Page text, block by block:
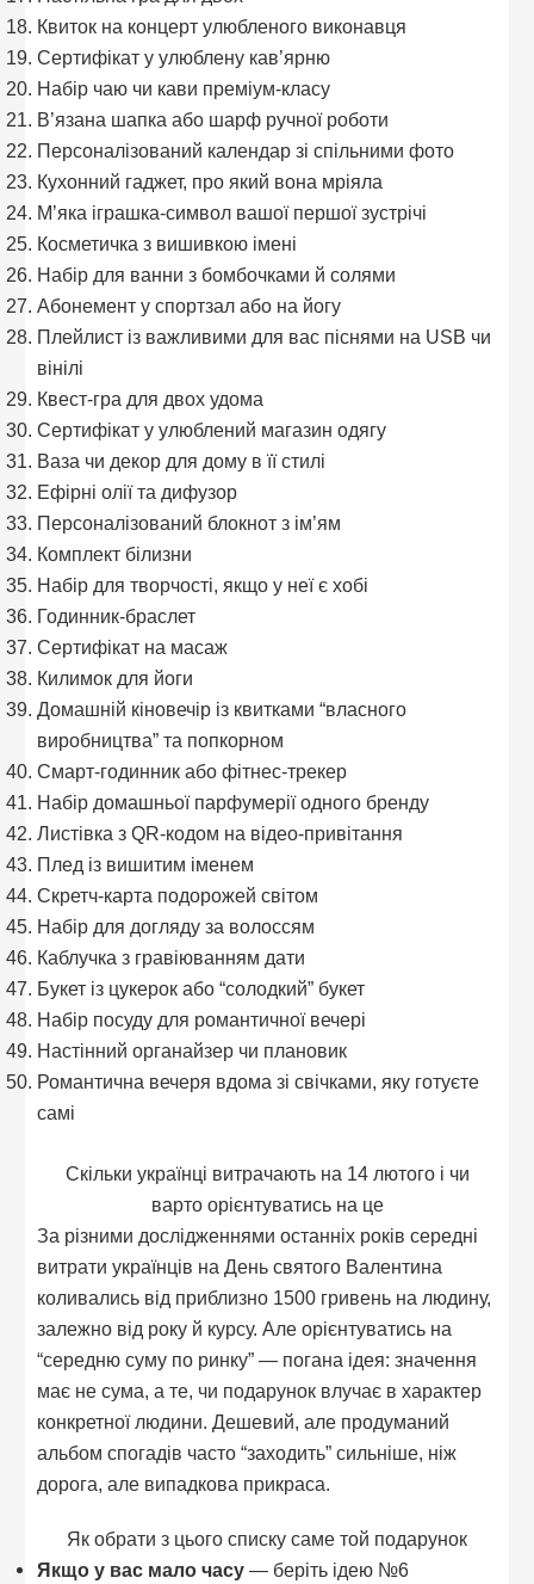
Квиток на концерт улюбленого виконавця
Сертифікат у улюблену кав’ярню
Набір чаю чи кави преміум-класу
В’язана шапка або шарф ручної роботи
Персоналізований календар зі спільними фото
Кухонний гаджет, про який вона мріяла
М’яка іграшка-символ вашої першої зустрічі
Косметичка з вишивкою імені
Набір для ванни з бомбочками й солями
Абонемент у спортзал або на йогу
Плейлист із важливими для вас піснями на USB чи
вінілі
Квест-гра для двох удома
Сертифікат у улюблений магазин одягу
Ваза чи декор для дому в її стилі
Ефірні олії та дифузор
Персоналізований блокнот з ім’ям
Комплект білизни
Набір для творчості, якщо у неї є хобі
Годинник-браслет
Сертифікат на масаж
Килимок для йоги
Домашній кіновечір із квитками “власного
виробництва” та попкорном
Смарт-годинник або фітнес-трекер
Набір домашньої парфумерії одного бренду
Листівка з QR-кодом на відео-привітання
Плед із вишитим іменем
Скретч-карта подорожей світом
Набір для догляду за волоссям
Каблучка з гравіюванням дати
Букет із цукерок або “солодкий” букет
Набір посуду для романтичної вечері
Настінний органайзер чи плановик
Романтична вечеря вдома зі свічками, яку готуєте
самі
Скільки українці витрачають на 14 лютого і чи
варто орієнтуватись на це
За різними дослідженнями останніх років середні
витрати українців на День святого Валентина
коливались від приблизно 1500 гривень на людину,
залежно від року й курсу. Але орієнтуватись на
“середню суму по ринку” — погана ідея: значення
має не сума, а те, чи подарунок влучає в характер
конкретної людини. Дешевий, але продуманий
альбом спогадів часто “заходить” сильніше, ніж
дорога, але випадкова прикраса.
Як обрати з цього списку саме той подарунок
Якщо у вас мало часу — беріть ідею №6